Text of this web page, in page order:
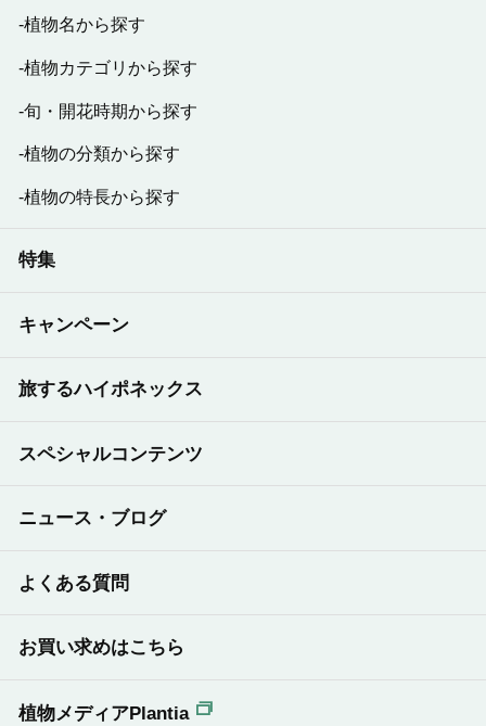
植物名から探す
植物カテゴリから探す
旬・開花時期から探す
植物の分類から探す
植物の特長から探す
特集
キャンペーン
旅するハイポネックス
スペシャルコンテンツ
ニュース・ブログ
よくある質問
お買い求めはこちら
植物メディアPlantia